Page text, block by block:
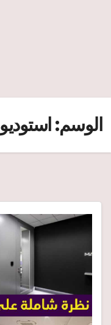
الوسم: استوديو mappa